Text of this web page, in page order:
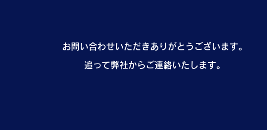
お問い合わせいただきありがとうございます。
​追って弊社からご連絡いたします。